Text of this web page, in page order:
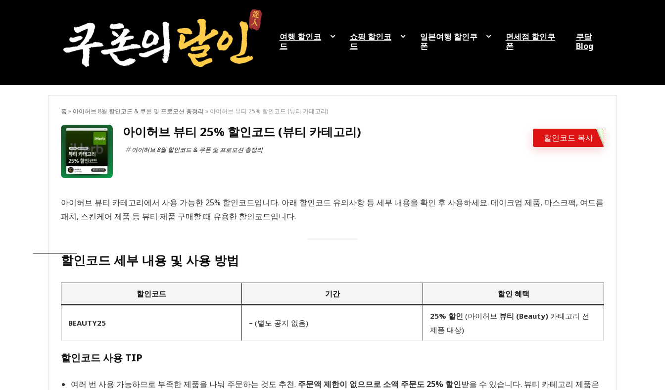
여행 할인코
드
쇼핑 할인코
드
일본여행 할인쿠
폰
면세점 할인쿠
폰
쿠달
Blog
홈 » 아이허브 8월 할인코드 & 쿠폰 및 프로모션 총정리 » 아이허브 뷰티 25% 할인코드 (뷰티 카테고리)
아이허브 뷰티 25% 할인코드 (뷰티 카테고리)
아이허브 8월 할인코드 & 쿠폰 및 프로모션 총정리
할인코드 복사
아이허브 뷰티 카테고리에서 사용 가능한 25% 할인코드입니다. 아래 할인코드 유의사항 등 세부 내용을 확인 후 사용하세요. 메이크업 제품, 마스크팩, 여드름
패치, 스킨케어 제품 등 뷰티 제품 구매할 때 유용한 할인코드입니다.
할인코드 세부 내용 및 사용 방법
할인코드 기간 할인 혜택
BEAUTY25 – (별도 공지 없음)
25% 할인 (아이허브 뷰티 (Beauty) 카테고리 전
제품 대상)
할인코드 사용 TIP
여러 번 사용 가능하므로 부족한 제품을 나눠 주문하는 것도 추천. 주문액 제한이 없으므로 소액 주문도 25% 할인받을 수 있습니다. 뷰티 카테고리 제품은